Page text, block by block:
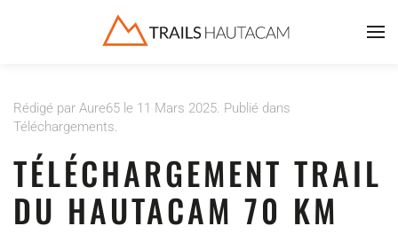
Accéder au contenu principal
Rédigé par Aure65 le 11 Mars 2025. Publié dans
Téléchargements.
TÉLÉCHARGEMENT TRAIL
DU HAUTACAM 70 KM